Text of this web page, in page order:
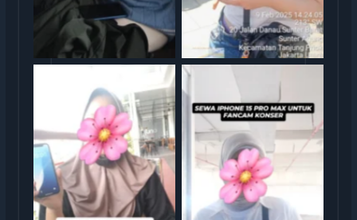
rental iphone jakarta rental iphone